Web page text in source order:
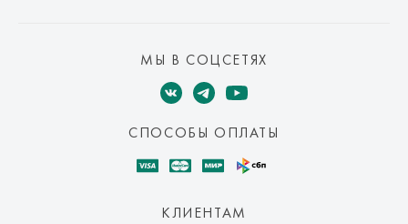
МЫ В СОЦСЕТЯХ
СПОСОБЫ ОПЛАТЫ
КЛИЕНТАМ